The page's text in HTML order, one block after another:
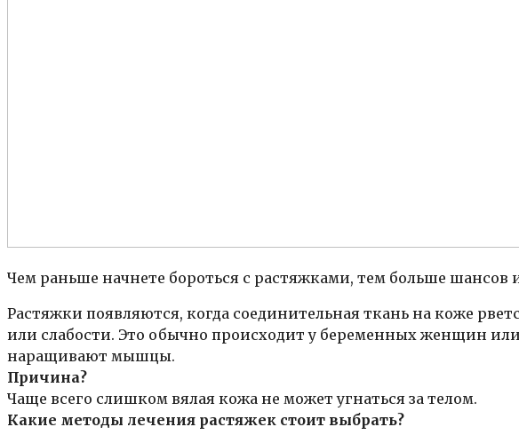
Чем раньше начнете бороться с растяжками, тем больше шансов
Растяжки появляются, когда соединительная ткань на коже
или слабости. Это обычно происходит у беременных женщин
наращивают мышцы.
Причина?
Чаще всего слишком вялая кожа не может угнаться за телом.
Какие методы лечения растяжек стоит выбрать?